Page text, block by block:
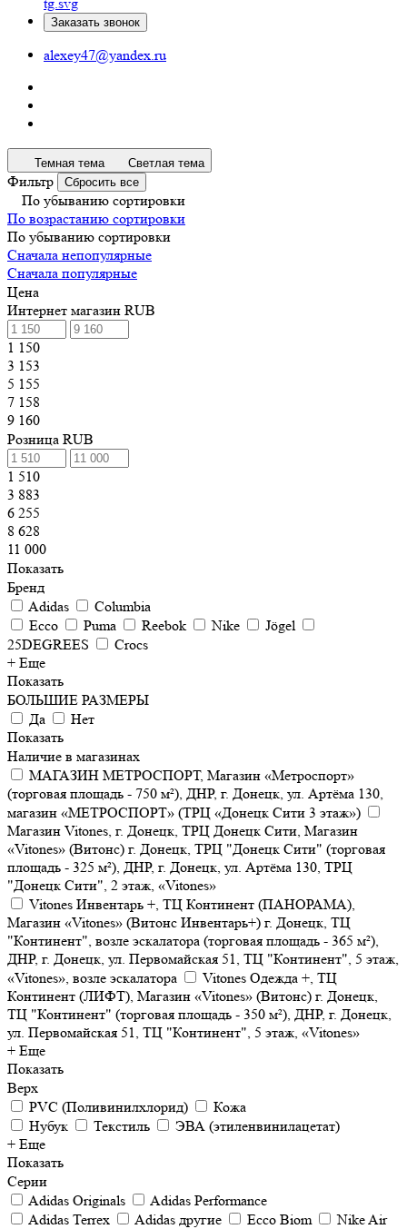
Заказать звонок
alexey47@yandex.ru
Темная тема Светлая тема
Фильтр Сбросить все
По убыванию сортировки
По возрастанию сортировки
По убыванию сортировки
Сначала непопулярные
Сначала популярные
Цена
Интернет магазин RUB
1 150
3 153
5 155
7 158
9 160
Розница RUB
1 510
3 883
6 255
8 628
11 000
Показать
Бренд
Adidas
Columbia
Ecco
Puma Reebok Nike
Jögel
25DEGREES
Crocs
+ Еще
Показать
БОЛЬШИЕ РАЗМЕРЫ
Да
Нет
Показать
Наличие в магазинах
МАГАЗИН МЕТРОСПОРТ, Магазин «Метроспорт»
(торговая площадь - 750 м²), ДНР, г. Донецк, ул. Артёма 130,
магазин «МЕТРОСПОРТ» (ТРЦ «Донецк Сити 3 этаж»)
Магазин Vitones, г. Донецк, ТРЦ Донецк Сити, Магазин
«Vitones» (Витонс) г. Донецк, ТРЦ "Донецк Сити" (торговая
площадь - 325 м²), ДНР, г. Донецк, ул. Артёма 130, ТРЦ
"Донецк Сити", 2 этаж, «Vitones»
Vitones Инвентарь +, ТЦ Континент (ПАНОРАМА),
Магазин «Vitones» (Витонс Инвентарь+) г. Донецк, ТЦ
"Континент", возле эскалатора (торговая площадь - 365 м²),
ДНР, г. Донецк, ул. Первомайская 51, ТЦ "Континент", 5 этаж,
«Vitones», возле эскалатора
Vitones Одежда +, ТЦ
Континент (ЛИФТ), Магазин «Vitones» (Витонс) г. Донецк,
ТЦ "Континент" (торговая площадь - 350 м²), ДНР, г. Донецк,
ул. Первомайская 51, ТЦ "Континент", 5 этаж, «Vitones»
+ Еще
Показать
Верх
PVC (Поливинилхлорид)
Кожа
Нубук
Текстиль
ЭВА (этиленвинилацетат)
+ Еще
Показать
Серии
Adidas Originals
Adidas Performance
Adidas Terrex
Adidas другие Ecco Biom
Nike Air